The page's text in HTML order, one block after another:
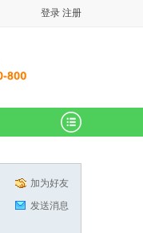
登录 注册
加为好友
发送消息